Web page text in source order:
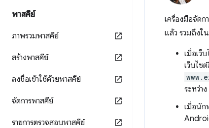
พาสคีย์
ภาพรวมพาสคีย์
สร้างพาสคีย์
ลงชื่อเข้าใช้ด้วยพาสคีย์
จัดการพาสคีย์
รายการตรวจสอบพาสคีย์
เครื่องมือจัด
แล้ว รวมถึงใ
เมื่อเว็
เว็บไซ
ระหว่า
เมื่อนัก